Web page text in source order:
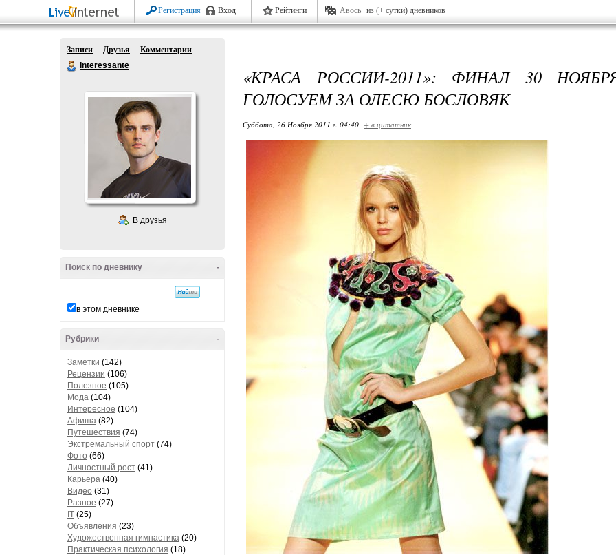
Регистрация Вход Рейтинги Авось из (+ сутки) дневников
Записи Друзья
Комментарии
Interessante
В друзья
-
Поиск по дневнику
в этом дневнике
-
Рубрики
Заметки (142)
Рецензии (106)
Полезное (105)
Мода (104)
Интересное (104)
Афиша (82)
Путешествия (74)
Экстремальный спорт (74)
Фото (66)
Личностный рост (41)
Карьера (40)
Видео (31)
Разное (27)
IT (25)
Объявления (23)
Художественная гимнастика (20)
Практическая психология (18)
«КРАСА РОССИИ-2011»: ФИНАЛ 30
ГОЛОСУЕМ ЗА ОЛЕСЮ БОСЛОВЯК
Суббота, 26 Ноября 2011 г. 04:40 + в цитатник